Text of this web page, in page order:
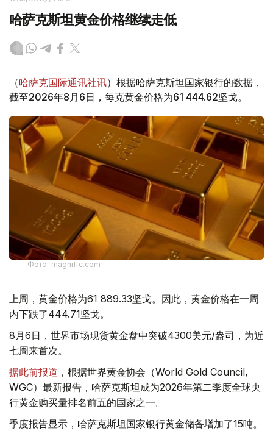
哈萨克斯坦黄金价格继续走低
（哈萨克国际通讯社讯）根据哈萨克斯坦国家银行的数据，
截至2026年8月6日，每克黄金价格为61 444.62坚戈。
Фото: magnific.com
上周，黄金价格为61 889.33坚戈。因此，黄金价格在一周
内下跌了444.71坚戈。
8月6日，世界市场现货黄金盘中突破4300美元/盎司，为近
七周来首次。
据此前报道 ，根据世界黄金协会（World Gold Council,
WGC）最新报告，哈萨克斯坦成为2026年第二季度全球央
行黄金购买量排名前五的国家之一。
季度报告显示，哈萨克斯坦国家银行黄金储备增加了15吨。